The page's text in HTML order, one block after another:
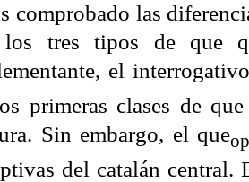
comprobado las
los tres tipos de que
el
primeras clases de
Sin embargo, el que
del catalán central.